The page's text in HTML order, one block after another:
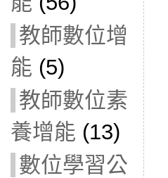
教師數位增
能 (5)
教師數位素
養增能 (13)
數位學習公